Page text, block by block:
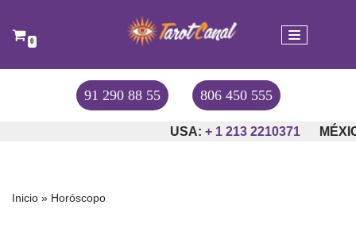
Saltar
0
91 290 88 55 806 450 555
USA:+ 1 213 2210371 MÉXICO:
Inicio » Horóscopo